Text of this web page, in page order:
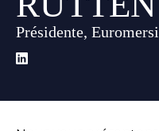
Présidente,